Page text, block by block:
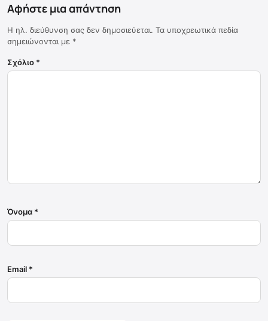
Αφήστε μια απάντηση
Η ηλ. διεύθυνση σας δεν δημοσιεύεται. Τα υποχρεωτικά πεδία
σημειώνονται με *
Σχόλιο *
Όνομα *
Email *